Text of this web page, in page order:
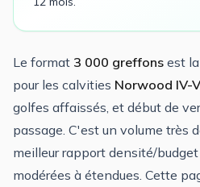
Le format 3 000 greffons est
pour les calvities Norwood IV-V
golfes affaissés, et début de
passage. C'est un volume très
meilleur rapport densité/
modérées à étendues. Cette